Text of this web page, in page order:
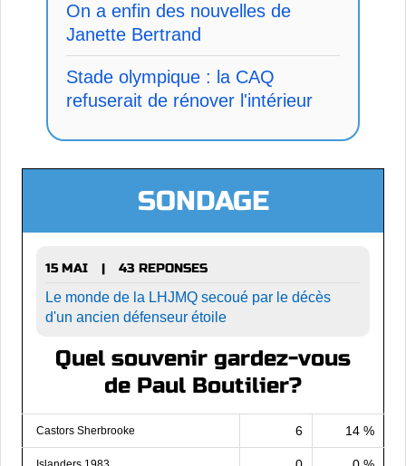
On a enfin des nouvelles de
Janette Bertrand
Stade olympique : la CAQ
refuserait de rénover l'intérieur
SONDAGE
15 MAI |
43 REPONSES
Le monde de la LHJMQ secoué par le décès
d'un ancien défenseur étoile
Quel souvenir gardez-vous
de Paul Boutilier?
Castors Sherbrooke 6 14 %